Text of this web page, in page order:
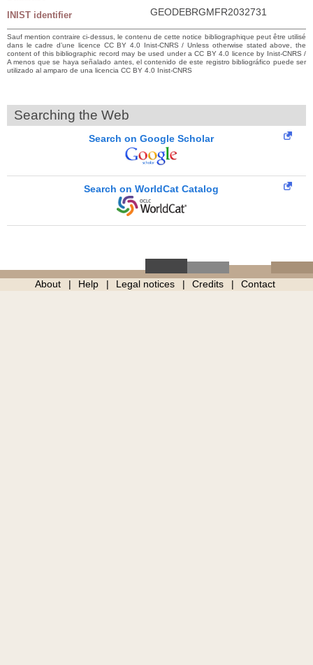
INIST identifier GEODEBRGMFR2032731
Sauf mention contraire ci-dessus, le contenu de cette notice bibliographique peut être utilisé
dans le cadre d’une licence CC BY 4.0 Inist-CNRS / Unless otherwise stated above, the
content of this bibliographic record may be used under a CC BY 4.0 licence by Inist-CNRS /
A menos que se haya señalado antes, el contenido de este registro bibliográfico puede ser
utilizado al amparo de una licencia CC BY 4.0 Inist-CNRS
Searching the Web
Search on Google Scholar
Search on WorldCat Catalog
About Help Legal notices Credits Contact